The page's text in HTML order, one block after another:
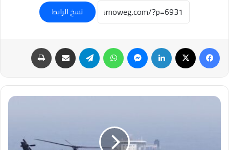
نسخ الرابط
فيسبوك لينكدإن ماسنجر واتساب تيلقرام مشاركة عبر البريد
عاجل-